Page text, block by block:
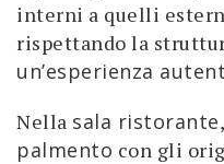
interni a quelli
rispettando la
un’esperienza
Nella sala ristorante
palmento con gli